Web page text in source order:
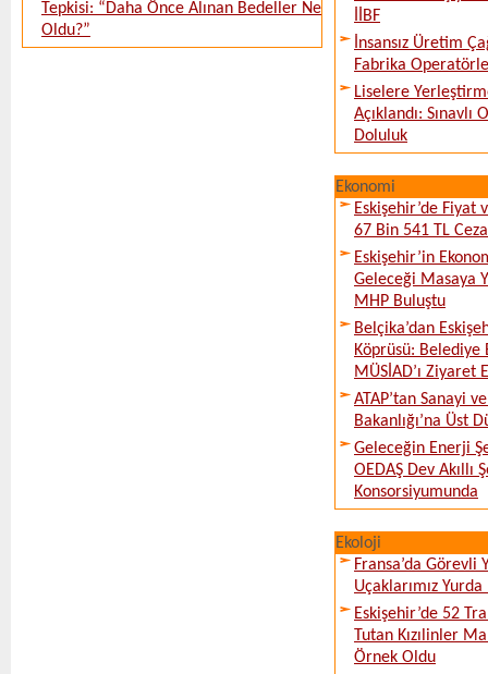
Tepkisi: “Daha Önce Alınan Bedeller Ne
Oldu?”
İİBF
İnsansız Üretim
Fabrika
Liselere
Açıklandı:
Doluluk
Ekonomi
Eskişehir’de Fiyat
67 Bin 541 TL
Eskişehir’in
Geleceği Masaya
MHP Buluştu
Belçika’dan
Köprüsü: Belediye
MÜSİAD’ı Ziyaret
ATAP’tan Sanayi
Bakanlığı’na Üst
Geleceğin Enerji
OEDAŞ Dev Akıllı
Konsorsiyumunda
Ekoloji
Fransa’da Görevli
Uçaklarımız
Eskişehir’de 52
Tutan Kızılinler
Örnek Oldu